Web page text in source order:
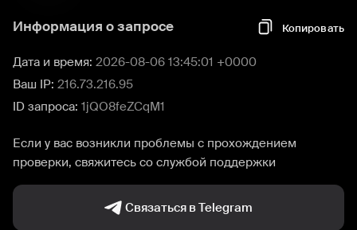
Информация о запросе Копировать
Дата и время: 2026-08-06 13:45:01 +0000
Ваш IP: 216.73.216.95
ID запроса: 1jQO8feZCqM1
Если у вас возникли проблемы с прохождением
проверки, свяжитесь со службой поддержки
Связаться в Telegram